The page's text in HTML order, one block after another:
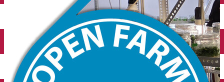
Închirieri auto
Închirieri de biciclete